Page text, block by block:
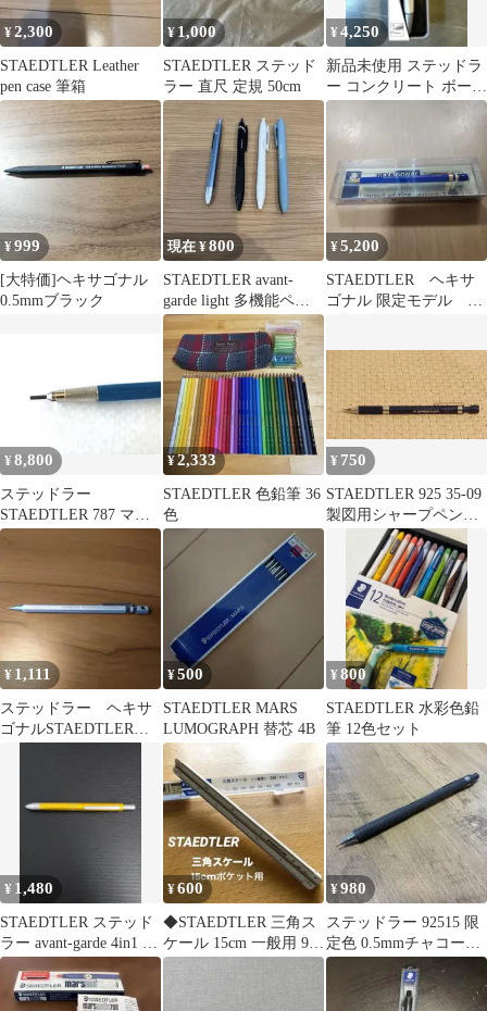
¥2,300
STAEDTLER Leather
pen case 筆箱
¥ 1,000
STAEDTLER ステッド
ラー 直尺 定規 50cm
¥4,250
新品未使用 ステッドラ
ー コンクリート ボール
ペン 441CONB-9 値下
げ可
¥999
[大特価]ヘキサゴナル
0.5mmブラック
現在 ¥800
STAEDTLER avant-
garde light 多機能ペ
ン おまけ3本！
¥5,200
STAEDTLER ヘキサ
ゴナル 限定モデル
¥8,800
ステッドラー
STAEDTLER 787 マル
スパンテクニコ
¥2,333
STAEDTLER 色鉛筆 36
色
¥ 750
STAEDTLER 925 35-09
製図用シャープペンシ
¥ 1,111
ステッドラー ヘキサ
ゴナルSTAEDTLER
¥500
STAEDTLER MARS
LUMOGRAPH 替芯 4B
¥800
STAEDTLER 水彩色鉛
筆 12色セット
¥ 1,480
STAEDTLER ステッド
ラー avant-garde 4in1 多
機能ペン
¥600
◆STAEDTLER 三角ス
ケール 15cm 一般用 987
15-1 日本製
¥980
ステッドラー 92515 限
定色 0.5mmチャコール
グレイ